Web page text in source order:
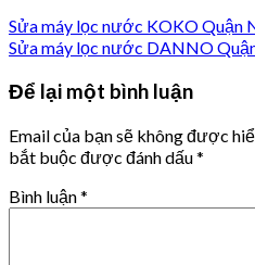
Sửa máy lọc nước KOKO Quận
Sửa máy lọc nước DANNO
Để lại một bình luận
Email của bạn sẽ không được
bắt buộc được đánh dấu*
Bình luận*